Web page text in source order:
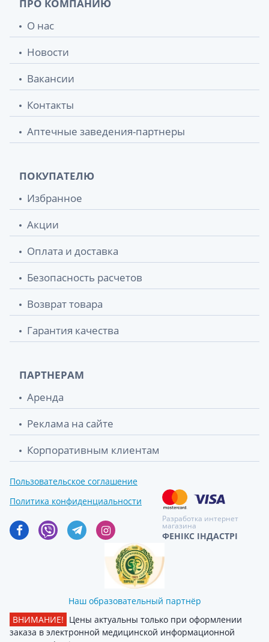
ПРО КОМПАНИЮ
О нас
Новости
Вакансии
Контакты
Аптечные заведения-партнеры
ПОКУПАТЕЛЮ
Избранное
Акции
Оплата и доставка
Безопасность расчетов
Возврат товара
Гарантия качества
ПАРТНЕРАМ
Аренда
Реклама на сайте
Корпоративным клиентам
Пользовательское соглашение
Политика конфиденциальности
Разработка интернет
магазина
ФЕНІКС ІНДАСТРІ
Наш образовательный партнёр
ВНИМАНИЕ! Цены актуальны только при оформлении
заказа в электронной медицинской информационной